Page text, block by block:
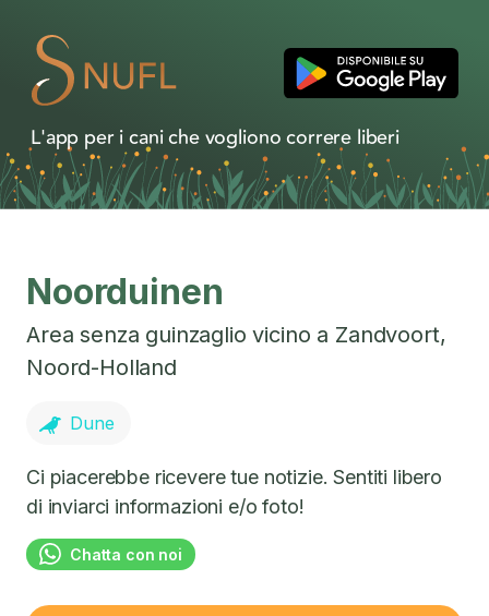
L'app per i cani che vogliono correre liberi
Noorduinen
Area senza guinzaglio vicino a Zandvoort,
Noord-Holland
Dune
Ci piacerebbe ricevere tue notizie. Sentiti libero
di inviarci informazioni e/o foto!
Chatta con noi